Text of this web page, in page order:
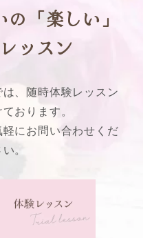
「楽しい」
ッスン
、随時体験レッスン
おります。
にお問い合わせくだ
。